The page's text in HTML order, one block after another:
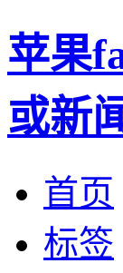
苹果
或新
首页
标签